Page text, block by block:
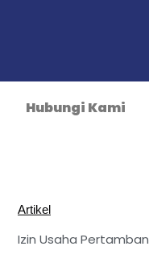
Hubungi Kami
Artikel
Izin Usaha